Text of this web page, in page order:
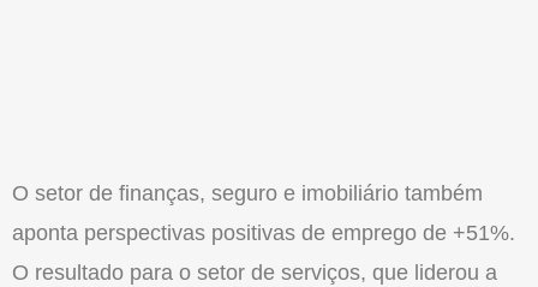
O setor de finanças, seguro e imobiliário também
aponta perspectivas positivas de emprego de +51%.
O resultado para o setor de serviços, que liderou a